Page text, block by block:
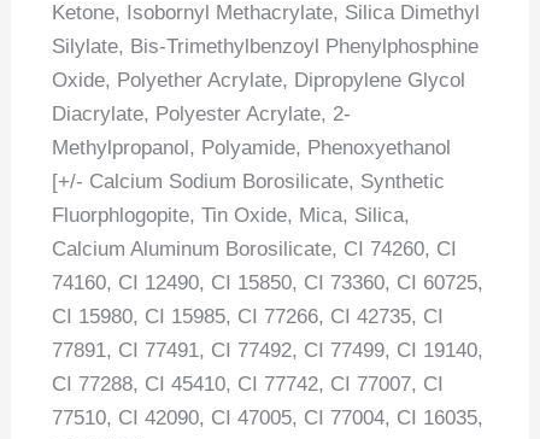
Ketone, Isobornyl Methacrylate, Silica Dimethyl
Silylate, Bis-Trimethylbenzoyl Phenylphosphine
Oxide, Polyether Acrylate, Dipropylene Glycol
Diacrylate, Polyester Acrylate, 2-
Methylpropanol, Polyamide, Phenoxyethanol
[+/- Calcium Sodium Borosilicate, Synthetic
Fluorphlogopite, Tin Oxide, Mica, Silica,
Calcium Aluminum Borosilicate, CI 74260, CI
74160, CI 12490, CI 15850, CI 73360, CI 60725,
CI 15980, CI 15985, CI 77266, CI 42735, CI
77891, CI 77491, CI 77492, CI 77499, CI 19140,
CI 77288, CI 45410, CI 77742, CI 77007, CI
77510, CI 42090, CI 47005, CI 77004, CI 16035,